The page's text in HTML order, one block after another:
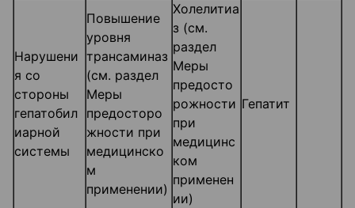
Нарушени
я со
стороны
гепатобил
иарной
системы
Повышение
уровня
трансаминаз
(см. раздел
Меры
предосторо
жности при
медицинско
м
применении)
Холелитиа
з (см.
раздел
Меры
предосто
рожности
при
медицинс
ком
применен
ии)
Гепатит